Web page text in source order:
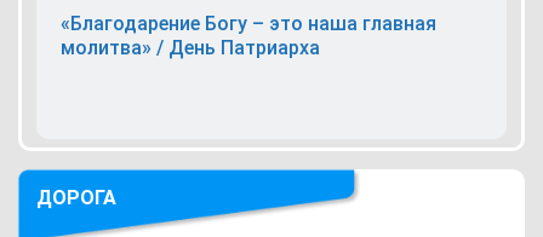
«Благодарение Богу – это наша главная
молитва» / День Патриарха
ДОРОГА